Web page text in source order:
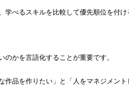
学べるスキルを比較して優先順位を付け
のかを言語化することが重要です。
作品を作りたい」と「人をマネジメント